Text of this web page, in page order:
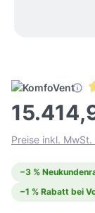
Preise inkl.
−3 %
−1 % Rabatt bei